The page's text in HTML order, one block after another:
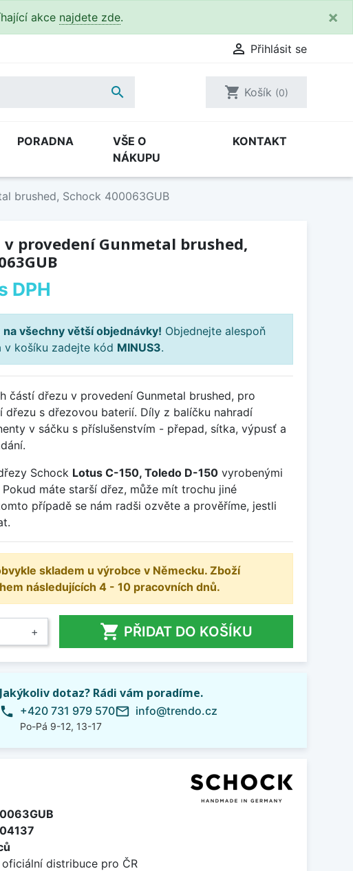
akce najdete zde. ×
 Přihlásit se
 shopping_cart Košík (0)
PORADNA
VŠE O
NÁKUPU
KONTAKT
brushed, Schock 400063GUB
v provedení Gunmetal brushed,
DPH
na všechny větší objednávky! Objednejte alespoň
v košíku zadejte kód MINUS3.
částí dřezu v provedení Gunmetal brushed, pro
dřezu s dřezovou baterií. Díly z balíčku nahradí
v sáčku s příslušenstvím - přepad, sítka, výpusť a
Schock Lotus C-150, Toledo D-150 vyrobenými
máte starší dřez, může mít trochu jiné
případě se nám radši ozvěte a prověříme, jestli
skladem u výrobce v Německu. Zboží
následujících 4 - 10 pracovních dnů.
+  PŘIDAT DO KOŠÍKU
Jakýkoliv dotaz? Rádi vám poradíme.
+420 731 979 570
Po-Pá 9-12, 13-17
mail_outline info@trendo.cz
distribuce pro ČR